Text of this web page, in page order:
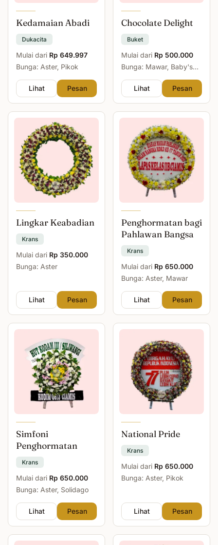
Kedamaian Abadi
Dukacita
Mulai dari Rp 649.997
Bunga: Aster, Pikok
Lihat Pesan
Chocolate Delight
Buket
Mulai dari Rp 500.000
Bunga: Mawar, Baby's
Lihat
Pesan
Lingkar Keabadian
Krans
Mulai dari Rp 350.000
Bunga: Aster
Lihat Pesan
Penghormatan bagi
Pahlawan Bangsa
Krans
Mulai dari Rp 650.000
Bunga: Aster, Mawar
Lihat Pesan
Simfoni
Penghormatan
Krans
Mulai dari Rp 650.000
Bunga: Aster, Solidago
Lihat Pesan
National Pride
Krans
Mulai dari Rp 650.000
Bunga: Aster, Pikok
Lihat Pesan